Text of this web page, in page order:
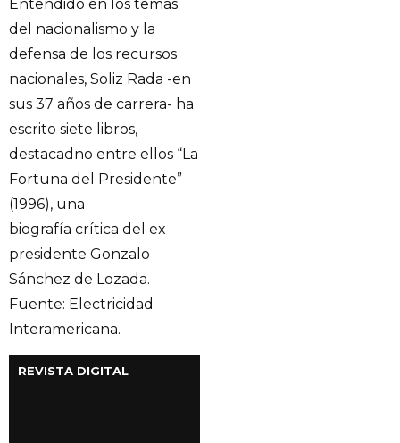
Entendido en los temas
del nacionalismo y la
defensa de los recursos
nacionales, Soliz Rada -en
sus 37 años de carrera- ha
escrito siete libros,
destacadno entre ellos “La
Fortuna del Presidente”
(1996), una
biografía crítica del ex
presidente Gonzalo
Sánchez de Lozada.
Fuente: Electricidad
Interamericana.
REVISTA DIGITAL